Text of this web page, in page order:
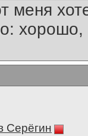
меня
Серёгин